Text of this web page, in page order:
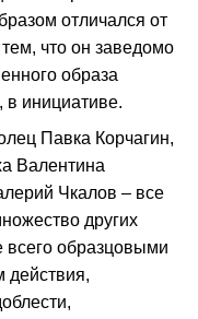
отличался от
что он заведомо
образа
в инициативе.
Павка Корчагин,
Валентина
Чкалов – все
других
образцовыми
действия,